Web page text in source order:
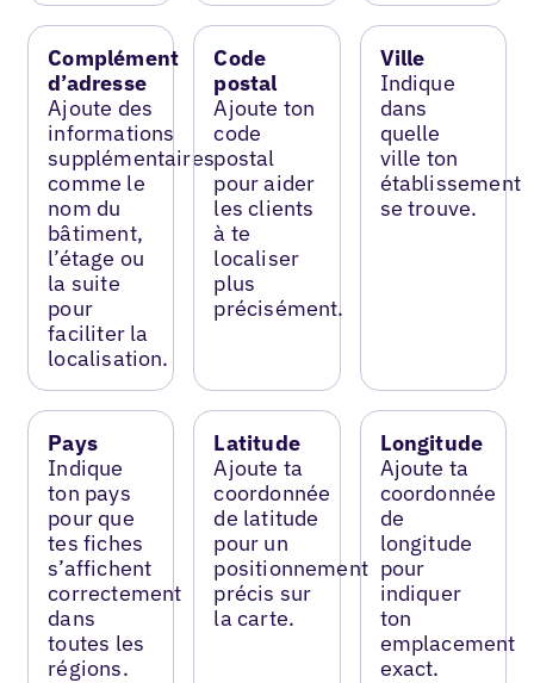
Complément
d’adresse
Ajoute des
informations
supplémentaires
comme le
nom du
bâtiment,
l’étage ou
la suite
pour
faciliter la
localisation.
Code
postal
Ajoute ton
code
postal
pour aider
les clients
à te
localiser
plus
précisément.
Ville
Indique
dans
quelle
ville ton
établissement
se trouve.
Pays
Indique
ton pays
pour que
tes fiches
s’affichent
correctement
dans
toutes les
régions.
Latitude
Ajoute ta
coordonnée
de latitude
pour un
positionnement
précis sur
la carte.
Longitude
Ajoute ta
coordonnée
de
longitude
pour
indiquer
ton
emplacement
exact.